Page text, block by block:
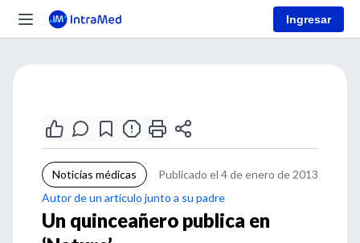
Ingresar
Noticias médicas
Publicado el 4 de enero de 2013
Autor de un artículo junto a su padre
Un quinceañero publica en